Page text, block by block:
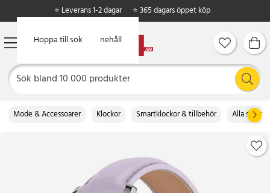
Hoppa till huvudinnehåll
Hoppa till sök
⭐ Leverans 1-2 dagar ⭐ 365 dagars öppet köp
Mode & Accessoarer Klockor Smartklockor & tillbehör Alla